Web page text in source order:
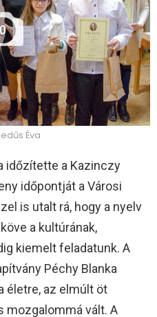
0
Éva
időzítette a Kazinczy
időpontját a Városi
is utalt rá, hogy a nyelv
a kultúrának,
kiemelt feladatunk. A
Péchy Blanka
életre, az elmúlt öt
mozgalommá vált. A